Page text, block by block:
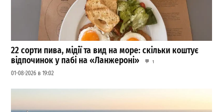
22 сорти пива, мідії та вид на море: скільки коштує
відпочинок у пабі на «Ланжероні»
1
01-08-2026 в 19:02